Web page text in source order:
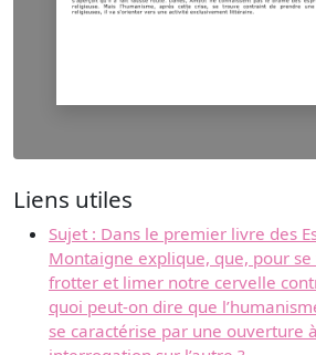
Liens utiles
Sujet : Dans le premier livre des
Montaigne explique, que, pour
frotter et limer notre cervelle
quoi peut-on dire que
se caractérise par une ouverture